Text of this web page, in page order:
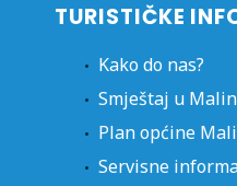
TURISTIČKE
Kako do nas?
Smještaj u
Plan općine
Servisne